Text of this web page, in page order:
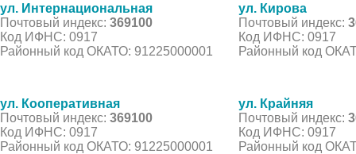
ул. Интернациональная
Почтовый индекс: 369100
Код ИФНС: 0917
Районный код ОКАТО: 91225000001
ул. Кирова
Почтовый индекс:
Код ИФНС: 0917
Районный код
ул. Кооперативная
Почтовый индекс: 369100
Код ИФНС: 0917
Районный код ОКАТО: 91225000001
ул. Крайняя
Почтовый индекс:
Код ИФНС: 0917
Районный код